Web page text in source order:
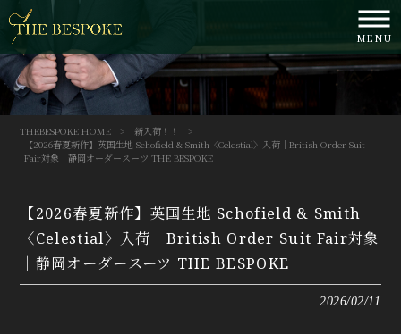
MENU
THEBESPOKE HOME > 新入荷！！
>
【2026春夏新作】英国生地 Schofield & Smith〈Celestial〉入荷｜British Order Suit
Fair対象｜静岡オーダースーツ THE BESPOKE
【2026春夏新作】英国生地 Schofield & Smith
〈Celestial〉入荷｜British Order Suit Fair対象
｜静岡オーダースーツ THE BESPOKE
2026/02/11